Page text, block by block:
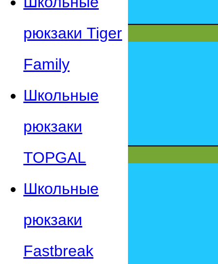
рюкзаки Tiger
Family
Школьные
рюкзаки
TOPGAL
Школьные
рюкзаки
Fastbreak